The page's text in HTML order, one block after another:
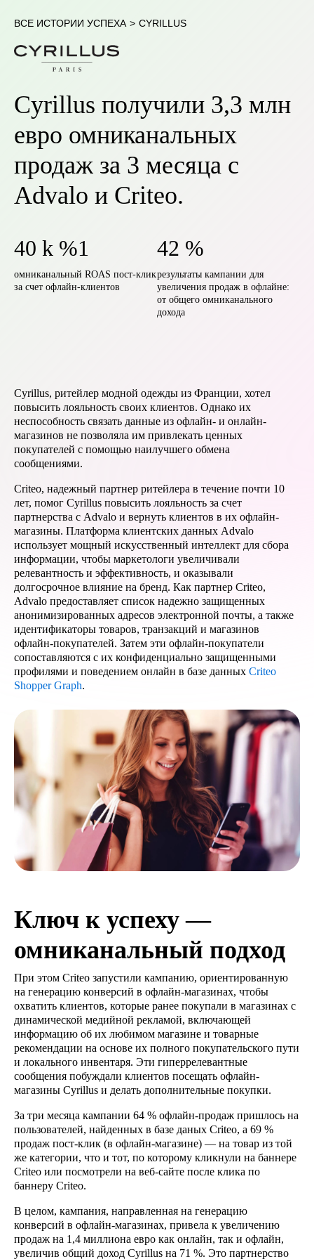
ВСЕ ИСТОРИИ УСПЕХА > CYRILLUS
Cyrillus получили 3,3 млн
евро омниканальных
продаж за 3 месяца с
Advalo и Criteo.
40 k %1
омниканальный ROAS пост-клик
за счет офлайн-клиентов
42 %
результаты кампании для
увеличения продаж в офлайне:
от общего омниканального
дохода
Cyrillus, ритейлер модной одежды из Франции, хотел
повысить лояльность своих клиентов. Однако их
неспособность связать данные из офлайн- и онлайн-
магазинов не позволяла им привлекать ценных
покупателей с помощью наилучшего обмена
сообщениями.
Criteo, надежный партнер ритейлера в течение почти 10
лет, помог Cyrillus повысить лояльность за счет
партнерства с Advalo и вернуть клиентов в их офлайн-
магазины. Платформа клиентских данных Advalo
использует мощный искусственный интеллект для сбора
информации, чтобы маркетологи увеличивали
релевантность и эффективность, и оказывали
долгосрочное влияние на бренд. Как партнер Criteo,
Advalo предоставляет cписок надежно защищенных
анонимизированных адресов электронной почты, а также
идентификаторы товаров, транзакций и магазинов
офлайн-покупателей. Затем эти офлайн-покупатели
сопоставляются с их конфиденциально защищенными
профилями и поведением онлайн в базе данных Criteo
Shopper Graph.
Ключ к успеху —
омниканальный подход
При этом Criteo запустили кампанию, ориентированную
на генерацию конверсий в офлайн-магазинах, чтобы
охватить клиентов, которые ранее покупали в магазинах с
динамической медийной рекламой, включающей
информацию об их любимом магазине и товарные
рекомендации на основе их полного покупательского пути
и локального инвентаря. Эти гиперрелевантные
сообщения побуждали клиентов посещать офлайн-
магазины Cyrillus и делать дополнительные покупки.
За три месяца кампании 64 % офлайн-продаж пришлось на
пользователей, найденных в базе даных Criteo, а 69 %
продаж пост-клик (в офлайн-магазине) — на товар из той
же категории, что и тот, по которому кликнули на баннере
Criteo или посмотрели на веб-сайте после клика по
баннеру Criteo.
В целом, кампания, направленная на генерацию
конверсий в офлайн-магазинах, привела к увеличению
продаж на 1,4 миллиона евро как онлайн, так и офлайн,
увеличив общий доход Cyrillus на 71 %. Это партнерство